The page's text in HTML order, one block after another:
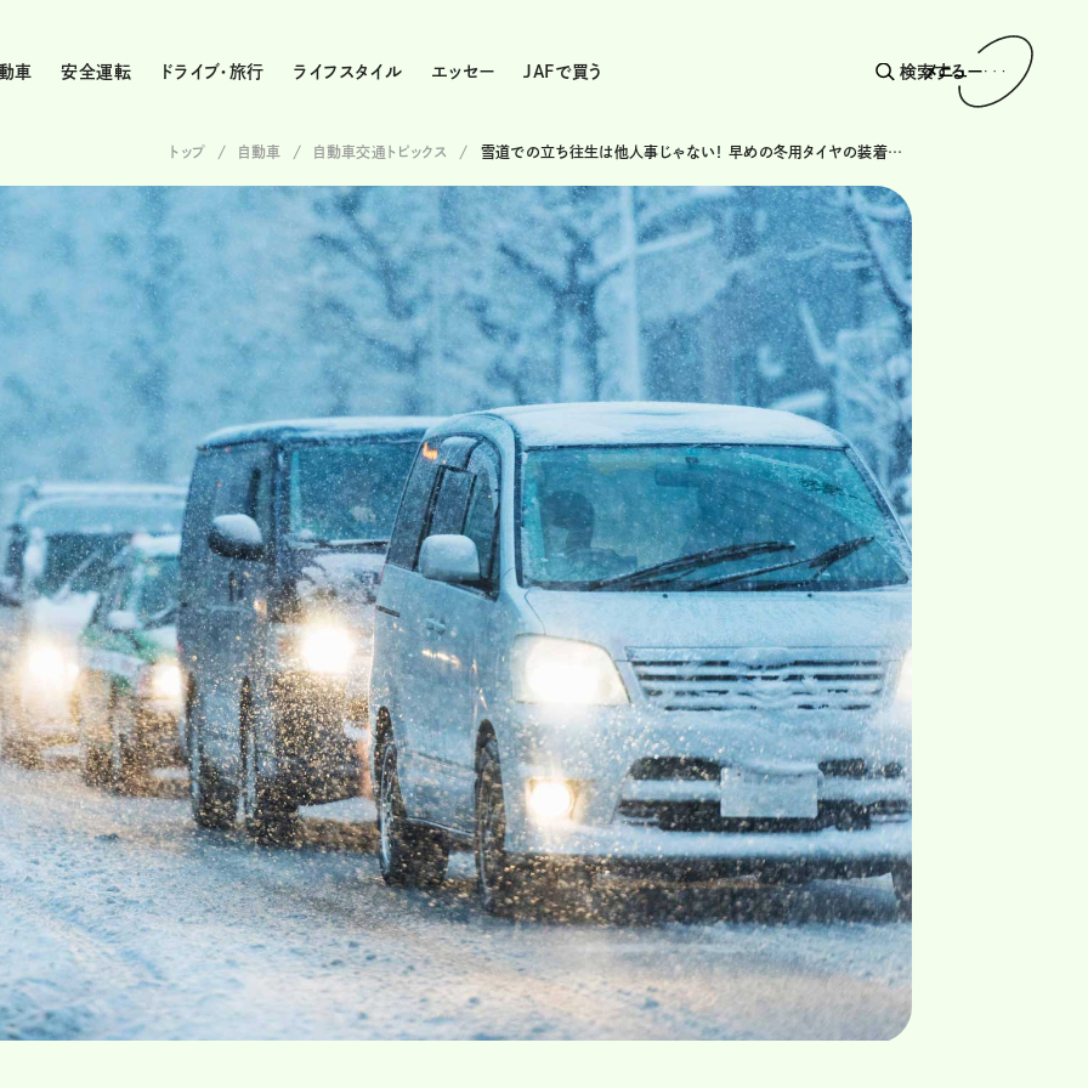
車 安全運転 ドライブ・旅行 ライフスタイル エッセー JAFで買う 検索する
メニュー
トップ 自動車 自動車交通トピックス 雪道での立ち往生は他人事じゃない！ 早めの冬用タイヤの装着を!!